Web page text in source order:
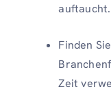
auftaucht.
Finden
Zeit